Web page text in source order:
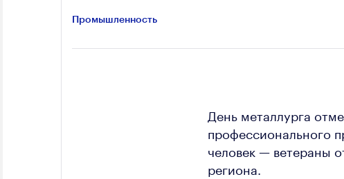
Промышленность
День металлурга
профессионального
человек — ветераны
региона.